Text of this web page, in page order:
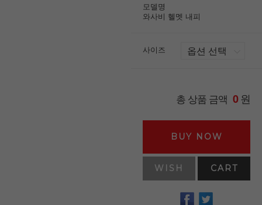
모델명
와사비 헬멧 내피
사이즈
총 상품 금액 0원
BUY NOW
WISH CART